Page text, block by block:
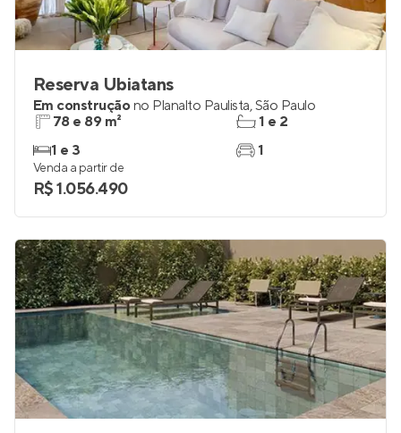
Reserva Ubiatans
Em construçãono Planalto Paulista,São Paulo
78 e 89 m²
1 e 3
1 e 2
1
Venda a partir de
R$ 1.056.490